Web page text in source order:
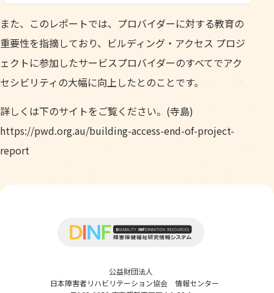
また、このレポートでは、プロバイダーに対する教育の
重要性を指摘しており、ビルディング・アクセス プロジ
ェクトに参加したサービスプロバイダーのすべてでアク
セシビリティの大幅に向上したとのことです。
詳しくは下のサイトをご覧ください。(寺島)
https://pwd.org.au/building-access-end-of-project-
report
公益財団法人
日本障害者リハビリテーション協会 情報センター